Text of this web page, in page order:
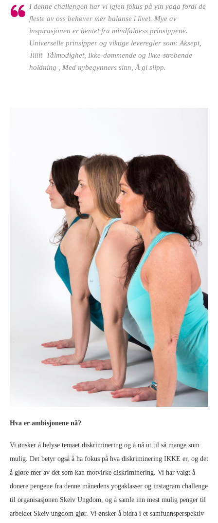
I denne challengen har vi igjen fokus på yin yoga fordi de
fleste av oss behøver mer balanse i livet. Mye av
inspirasjonen er hentet fra mindfulness prinsippene.
Universelle prinsipper og viktige leveregler som: Aksept,
Tillit Tålmodighet, Ikke-dømmende og Ikke-strebende
holdning , Med nybegynners sinn, Å gi slipp.
Hva er ambisjonene nå?
Vi ønsker å belyse temaet diskriminering og å nå ut til så mange som
mulig. Det betyr også å ha fokus på hva diskriminering IKKE er, og det
å gjøre mer av det som kan motvirke diskriminering. Vi har valgt å
donere pengene fra denne månedens yogaklasser og instagram challenge
til organisasjonen Skeiv Ungdom, og å samle inn mest mulig penger til
arbeidet Skeiv ungdom gjør. Vi ønsker å bidra i et samfunnsperspektiv